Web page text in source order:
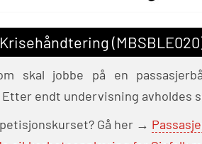
skal jobbe på en
endt undervisning avholdes
Gå her →